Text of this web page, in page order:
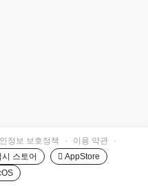
정보 보호정책 · 이용 약관
·
시 스토어
 AppStore